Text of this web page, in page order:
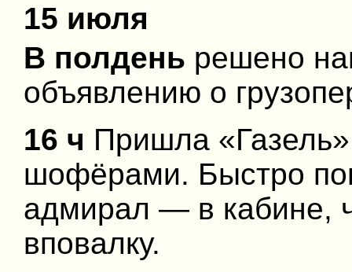
15 июля
В полдень решено
объявлению о
16 ч Пришла
шофёрами. Быстро
адмирал — в кабине,
вповалку.